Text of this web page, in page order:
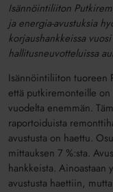
Isännöintiliiton
ja energia-avustuksia
korjaushankkeissa
hallitusneuvotteluissa
Isännöintiliiton tuoreen
että putkiremonteille on
vuodelta enemmän.
raportoiduista
avustusta on haettu.
mittauksen 7 %:sta.
hankkeista. Ainoastaan
avustusta haettiin,